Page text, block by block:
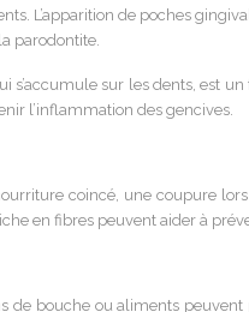
L’apparition de poches
parodontite.
sur les dents, est
l’inflammation des gencives.
coincé, une coupure
en fibres peuvent aider à
de bouche ou aliments